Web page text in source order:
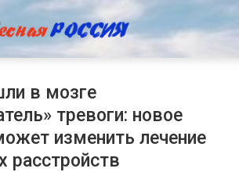
в мозге
тревоги: новое
изменить лечение
расстройств